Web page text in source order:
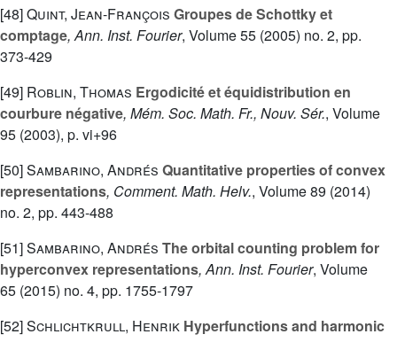
[48]Quint, Jean-François Groupes de Schottky et
comptage, Ann. Inst. Fourier, Volume 55 (2005) no. 2, pp.
373-429
[49] Roblin, Thomas Ergodicité et équidistribution en
courbure négative, Mém. Soc. Math. Fr., Nouv. Sér., Volume
95 (2003), p. vi+96
[50]Sambarino, Andrés Quantitative properties of convex
representations, Comment. Math. Helv., Volume 89 (2014)
no. 2, pp. 443-488
[51]Sambarino, Andrés The orbital counting problem for
hyperconvex representations, Ann. Inst. Fourier, Volume
65 (2015) no. 4, pp. 1755-1797
[52]Schlichtkrull, Henrik Hyperfunctions and harmonic